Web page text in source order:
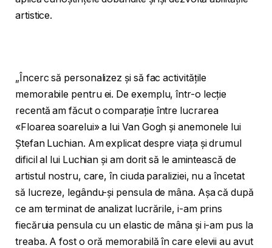
artistice.
„Încerc să personalizez și să fac activitățile
memorabile pentru ei. De exemplu, într-o lecție
recentă am făcut o comparație între lucrarea
«Floarea soarelui» a lui Van Gogh și anemonele lui
Ștefan Luchian. Am explicat despre viața și drumul
dificil al lui Luchian și am dorit să le amintească de
artistul nostru, care, în ciuda paraliziei, nu a încetat
să lucreze, legându-și pensula de mâna. Așa că după
ce am terminat de analizat lucrările, i-am prins
fiecăruia pensula cu un elastic de mâna și i-am pus la
treaba. A fost o oră memorabilă în care elevii au avut